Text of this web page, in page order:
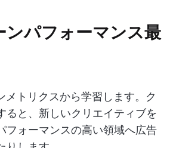
ンパフォーマンス最
メトリクスから学習します。ク
ると、新しいクリエイティブを
フォーマンスの高い領域へ広告